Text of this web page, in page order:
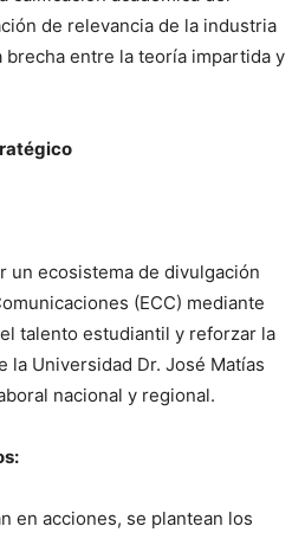
de relevancia de la industria
entre la teoría impartida y
un ecosistema de divulgación
(ECC) mediante
talento estudiantil y reforzar la
la Universidad Dr. José Matías
nacional y regional.
en acciones, se plantean los